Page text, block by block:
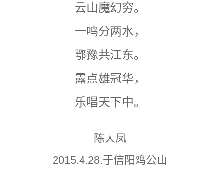
云山魔幻穷。
一鸣分两水，
鄂豫共江东。
露点雄冠华，
乐唱天下中。
陈人凤
2015.4.28.于信阳鸡公山